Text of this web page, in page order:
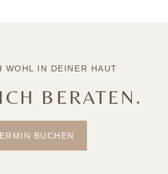
WOHL IN DEINER HAUT
BERATEN.
BUCHEN